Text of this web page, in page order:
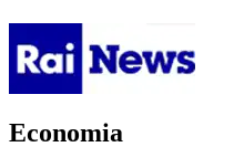
Economia